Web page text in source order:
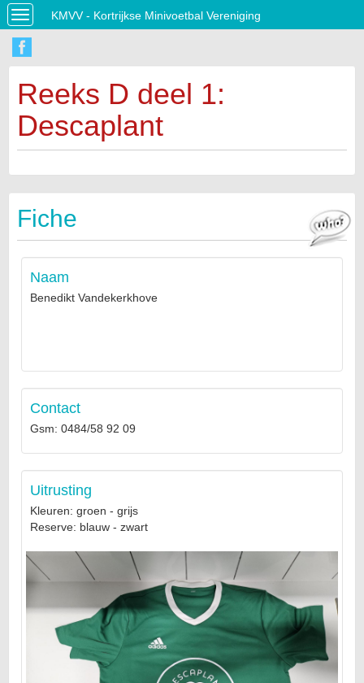
Toggle
navigation
KMVV - Kortrijkse Minivoetbal Vereniging
Reeks D deel 1:
Descaplant
Fiche
Naam
Benedikt Vandekerkhove
Contact
Gsm: 0484/58 92 09
Uitrusting
Kleuren: groen - grijs
Reserve: blauw - zwart